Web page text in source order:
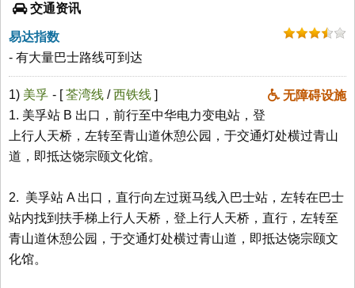
交通资讯
易达指数
- 有大量巴士路线可到达
1) 美孚 无障碍设施
- [荃湾线 /西铁线 ]
1. 美孚站 B 出口，前行至中华电力变电站，登
上行人天桥，左转至青山道休憩公园，于交通灯处横过青山
道，即抵达饶宗颐文化馆。
2. 美孚站 A 出口，直行向左过斑马线入巴士站，左转在巴士
站内找到扶手梯上行人天桥，登上行人天桥，直行，左转至
青山道休憩公园，于交通灯处横过青山道，即抵达饶宗颐文
化馆。